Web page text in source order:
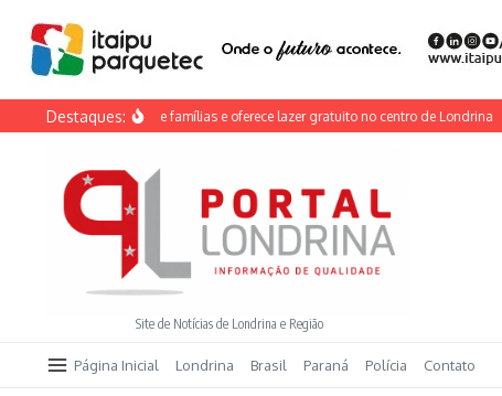
Ir para o conteúdo
Destaques:
Dia do Calçadão reúne famílias e oferece lazer gratuito no centro de Londrina
Site de Notícias de Londrina e Região
Página Inicial Londrina Brasil Paraná Polícia Contato